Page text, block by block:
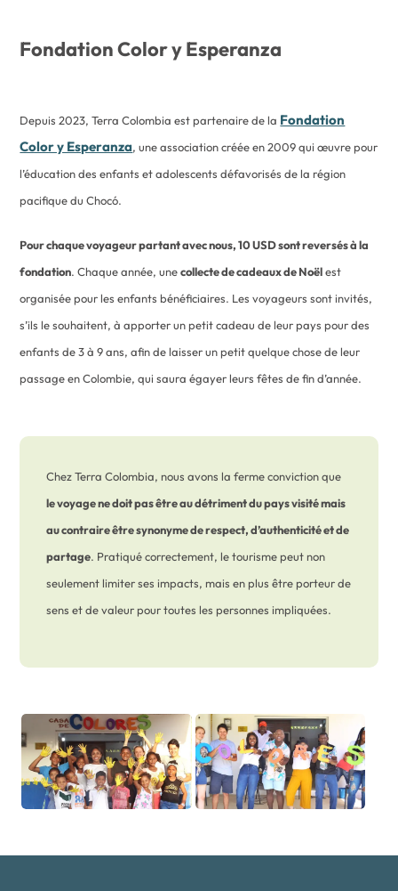
Fondation Color y Esperanza
Depuis 2023, Terra Colombia est partenaire de la Fondation
Color y Esperanza, une association créée en 2009 qui œuvre pour
l’éducation des enfants et adolescents défavorisés de la région
pacifique du Chocó.
Pour chaque voyageur partant avec nous, 10 USD sont reversés à la
fondation. Chaque année, unecollecte de cadeaux de Noëlest
organisée pour les enfants bénéficiaires. Les voyageurs sont invités,
s’ils le souhaitent, à apporter un petit cadeau de leur pays pour des
enfants de 3 à 9 ans, afin de laisser un petit quelque chose de leur
passage en Colombie, qui saura égayer leurs fêtes de fin d’année.
Chez Terra Colombia, nous avons la ferme conviction que
le voyage ne doit pas être au détriment du pays visité mais
au contraire être synonyme de respect,d’authenticité et de
partage. Pratiqué correctement, le tourisme peut non
seulement limiter ses impacts, mais en plus être porteur de
sens et de valeur pour toutes les personnes impliquées.